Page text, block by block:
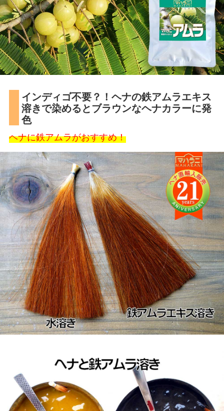
インディゴ不要？！ヘナの鉄アムラエキス
溶きで染めるとブラウンなヘナカラーに発
色
ヘナに鉄アムラがおすすめ！